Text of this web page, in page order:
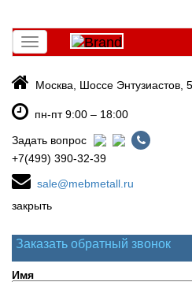
Toggle
navigation
Москва, Шоссе Энтузиастов,
пн-пт 9:00 – 18:00
Задать вопрос
+7(499) 390-32-39
sale@mebmetall.ru
закрыть
Заказать обратный звонок
Имя